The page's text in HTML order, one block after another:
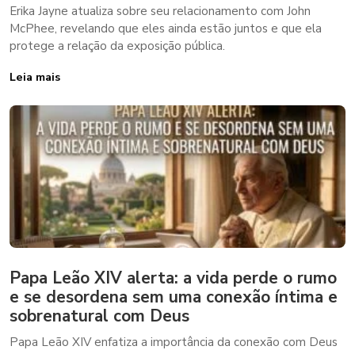
Erika Jayne atualiza sobre seu relacionamento com John
McPhee, revelando que eles ainda estão juntos e que ela
protege a relação da exposição pública.
Leia mais
Papa Leão XIV alerta: a vida perde o rumo
e se desordena sem uma conexão íntima e
sobrenatural com Deus
Papa Leão XIV enfatiza a importância da conexão com Deus